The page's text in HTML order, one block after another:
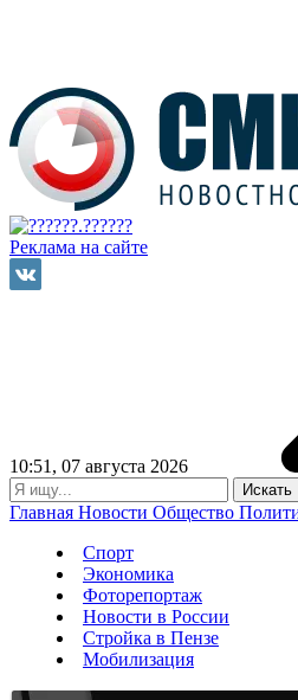
Реклама на сайте
10:51, 07 августа 2026
Главная Новости Общество
Спорт
Экономика
Фоторепортаж
Новости в России
Стройка в Пензе
Мобилизация